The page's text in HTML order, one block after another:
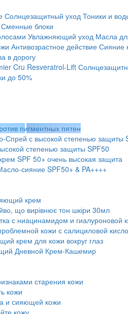
Солнцезащитный уход Тоники и
Сменные блоки
Увлажняющий уход Масла
Антивозрастное действие Сияние
в дорогу
Cru Resveratrol-Lift
до 50%
пигментных пятен
Спрей с высокой степенью защиты
степенью защиты SPF50
SPF 50+ очень высокая защита
сияние SPF50+ & PA++++
крем
що вирівнює тон шкіри 30мл
с ниацинамидом и гиалуроновой
кожи с салициловой
крем для кожи вокруг глаз
Дневной Крем-Кашемир
старения кожи
кожи
и сияющей кожи
кожу